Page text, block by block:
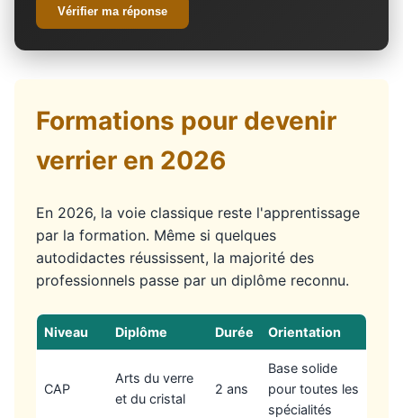
Vérifier ma réponse
Formations pour devenir
verrier en 2026
En 2026, la voie classique reste l'apprentissage
par la formation. Même si quelques
autodidactes réussissent, la majorité des
professionnels passe par un diplôme reconnu.
Niveau Diplôme Durée Orientation
CAP
Arts du verre
et du cristal
2 ans
Base solide
pour toutes les
spécialités